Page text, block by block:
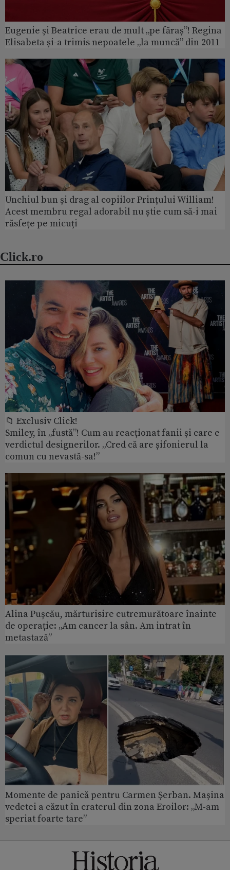
Eugenie și Beatrice erau de mult „pe făraș”! Regina
Elisabeta și-a trimis nepoatele „la muncă” din 2011
Unchiul bun și drag al copiilor Prințului William!
Acest membru regal adorabil nu știe cum să-i mai
răsfețe pe micuți
Click.ro
📁 Exclusiv Click!
Smiley, în „fustă”! Cum au reacționat fanii și care e
verdictul designerilor. „Cred că are șifonierul la
comun cu nevastă-sa!”
Alina Pușcău, mărturisire cutremurătoare înainte
de operație: „Am cancer la sân. Am intrat în
metastază”
Momente de panică pentru Carmen Șerban. Mașina
vedetei a căzut în craterul din zona Eroilor: „M-am
speriat foarte tare”